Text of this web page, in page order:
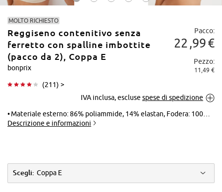
MOLTO RICHIESTO
Reggiseno contenitivo senza
ferretto con spalline imbottite
(pacco da 2), Coppa E
bonprix
(211) >
Pacco:
22 99€
Pezzo:
11,49 €
IVA inclusa, escluse spese di spedizione
Materiale esterno: 86% poliammide, 14% elastan, Fodera: 100% cotone, Pizzo: 87% poliammide, 13% elastan
Descrizione e informazioni
Scegli: Coppa E